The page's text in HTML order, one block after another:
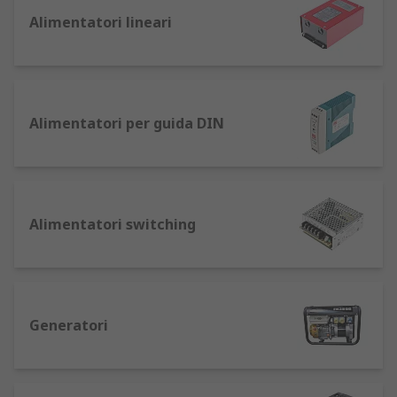
forniscono un'alimentazione affidabile a
sorgente alla tensione, frequenza e corrente
necessarie per far funzionare l'apparecchiatura
Un alimentatore non regolato è il più
Alimentatori lineari
Alimentatori per guida DIN
Alimentatori switching
Generatori